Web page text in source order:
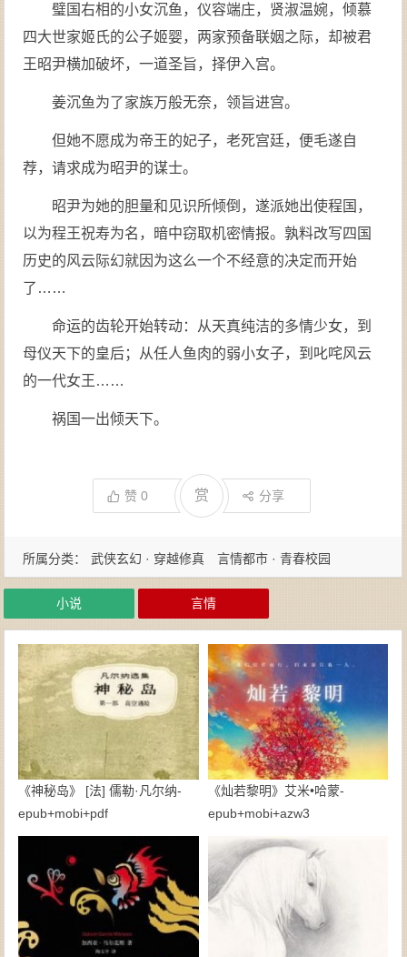
璧国右相的小女沉鱼，仪容端庄，贤淑温婉，倾慕
四大世家姬氏的公子姬婴，两家预备联姻之际，却被君
王昭尹横加破坏，一道圣旨，择伊入宫。
姜沉鱼为了家族万般无奈，领旨进宫。
但她不愿成为帝王的妃子，老死宫廷，便毛遂自
荐，请求成为昭尹的谋士。
昭尹为她的胆量和见识所倾倒，遂派她出使程国，
以为程王祝寿为名，暗中窃取机密情报。孰料改写四国
历史的风云际幻就因为这么一个不经意的决定而开始
了……
命运的齿轮开始转动：从天真纯洁的多情少女，到
母仪天下的皇后；从任人鱼肉的弱小女子，到叱咤风云
的一代女王……
祸国一出倾天下。
赞0 赏 分享
所属分类： 武侠玄幻 · 穿越修真 言情都市 · 青春校园
小说 言情
《神秘岛》 [法] 儒勒·凡尔纳-
epub+mobi+pdf
《灿若黎明》艾米•哈蒙-
epub+mobi+azw3